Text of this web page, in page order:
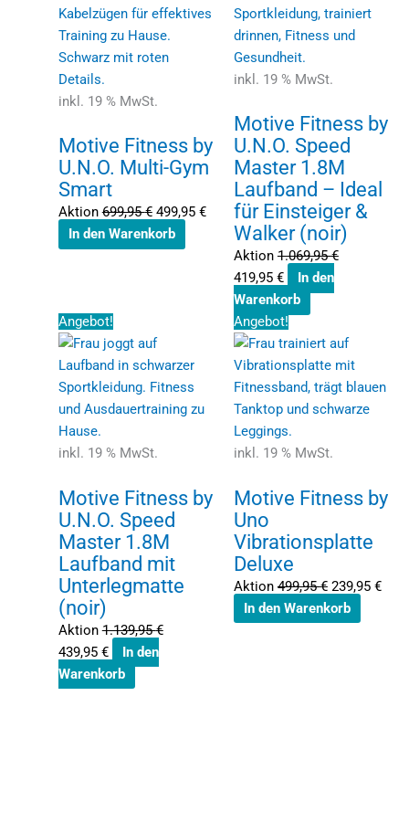
inkl. 19 % MwSt.
Motive Fitness by
U.N.O. Multi-Gym
Smart
Aktion699,95€
699,95 €
499,95 €
499,95 €.
In den Warenkorb
inkl. 19 % MwSt.
Motive Fitness by
U.N.O. Speed
Master 1.8M
Laufband – Ideal
für Einsteiger &
Walker (noir)
Aktion1.069,95€
1.069,95 €
419,95 €
419,95 €.
In den
Warenkorb
Angebot!
inkl. 19 % MwSt.
Motive Fitness by
U.N.O. Speed
Master 1.8M
Laufband mit
Unterlegmatte
(noir)
Aktion1.139,95€
Ursprünglicher
Preis
war:
1.139,95 €
439,95 €
Aktueller
Preis
ist:
439,95 €.
In den
Warenkorb
Angebot!
inkl. 19 % MwSt.
Motive Fitness by
Uno
Vibrationsplatte
Deluxe
Aktion499,95€
Preis
war:
499,95 €
239,95 €
In den Warenkorb